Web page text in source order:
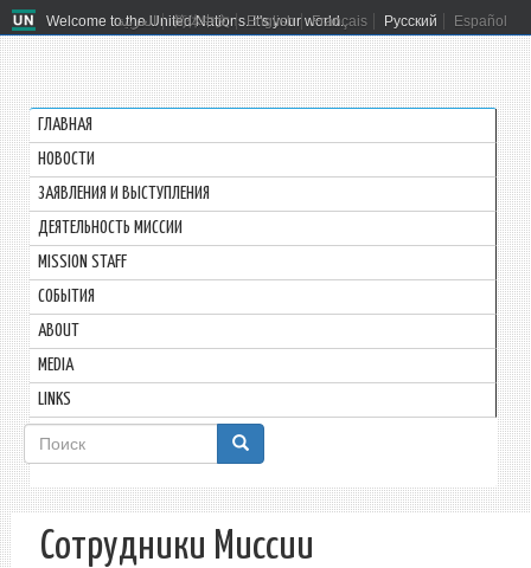
Welcome to the United Nations. It's your world.
العربية 简体中文 English Français Русский Español
ГЛАВНАЯ
HОВОСТИ
ЗАЯВЛЕНИЯ И ВЫСТУПЛЕНИЯ
ДЕЯТЕЛЬНОСТЬ МИССИИ
MISSION STAFF
СОБЫТИЯ
ABOUT
MEDIA
LINKS
Форма
поиска
Поиск
Сотрудники Миссии